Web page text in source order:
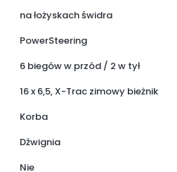
na łożyskach świdra
PowerSteering
6 biegów w przód / 2 w tył
16 x 6,5, X-Trac zimowy bieżnik
Korba
Dźwignia
Nie